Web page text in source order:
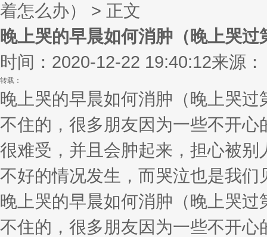
着怎么办）
> 正文
晚上哭的早晨如何消肿（晚上哭
时间：2020-12-22 19:40:12来源：
转载：
晚上哭的早晨如何消肿（晚上哭
不住的，很多朋友因为一些不开
很难受，并且会肿起来，担心被
不好的情况发生，而哭泣也是我
晚上哭的早晨如何消肿（晚上哭
不住的，很多朋友因为一些不开